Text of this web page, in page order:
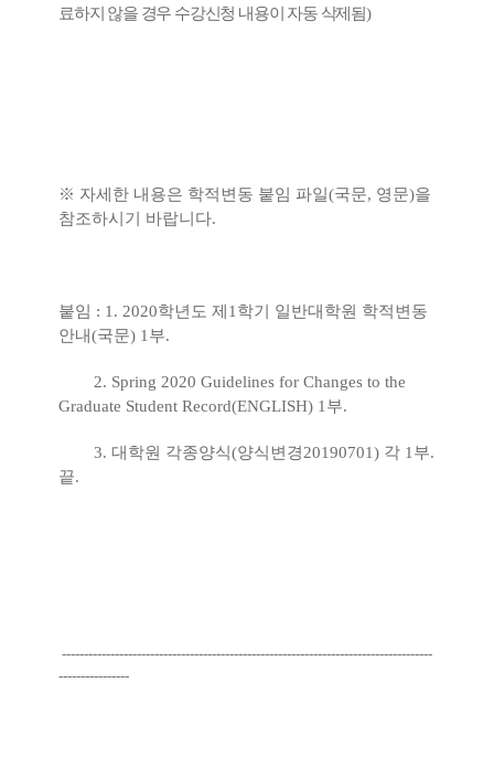
료하지 않을 경우 수강신청 내용이 자동 삭제됨)
※ 자세한 내용은 학적변동 붙임 파일(국문, 영문)을
참조하시기 바랍니다.
붙임 : 1. 2020학년도 제 1학기 일반대학원 학적변동
안내(국문) 1부.
2. Spring 2020 Guidelines for Changes to the
Graduate Student Record(ENGLISH) 1부.
3. 대학원 각종양식(양식변경20190701) 각 1부.
끝.
------------------------------------------------------------------------------------
----------------